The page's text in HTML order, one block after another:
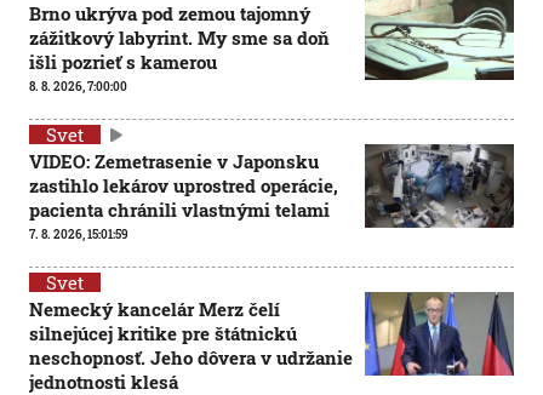
Brno ukrýva pod zemou tajomný
zážitkový labyrint. My sme sa doň
išli pozrieť s kamerou
8. 8. 2026, 7:00:00
Svet
VIDEO: Zemetrasenie v Japonsku
zastihlo lekárov uprostred operácie,
pacienta chránili vlastnými telami
7. 8. 2026, 15:01:59
Svet
Nemecký kancelár Merz čelí
silnejúcej kritike pre štátnickú
neschopnosť. Jeho dôvera v udržanie
jednotnosti klesá